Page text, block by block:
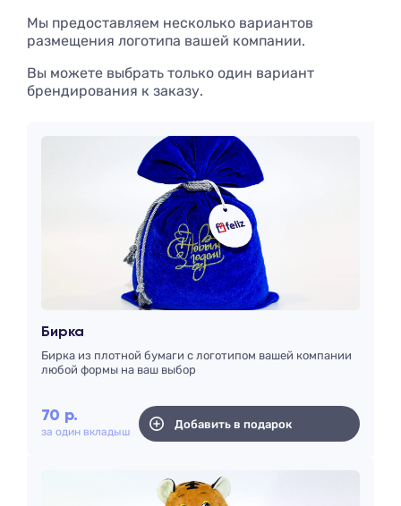
Мы предоставляем несколько вариантов
размещения логотипа вашей компании.
Вы можете выбрать только один вариант
брендирования к заказу.
Бирка
Бирка из плотной бумаги с логотипом вашей компании
любой формы на ваш выбор
70 р.
за один вкладыш
Добавить в подарок